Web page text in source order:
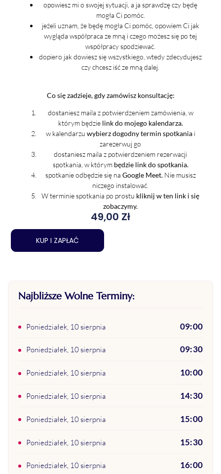
opowiesz mi o swojej sytuacji, a ja sprawdzę czy będę
mogła Ci pomóc.
jeżeli uznam, że będę mogła Ci pomóc, opowiem Ci jak
wygląda współpraca ze mną i czego możesz się po tej
współpracy spodziewać.
dopiero jak dowiesz się wszystkiego, wtedy zdecydujesz
czy chcesz iść ze mną dalej.
Co się zadzieje, gdy zamówisz konsultację:
dostaniesz maila z potwierdzeniem zamówienia, w
którym będzie link do mojego kalendarza.
w kalendarzu wybierz dogodny termin spotkaniai
zarezerwuj go
dostaniesz maila z potwierdzeniem rezerwacji
spotkania, w którym będzie link do spotkania.
spotkanie odbędzie się na Google Meet.Nie musisz
niczego instalować.
W terminie spotkania po prostu kliknij w ten link i się
zobaczymy.
49,00 Zł
KUP I ZAPŁAĆ
Najbliższe Wolne Terminy:
poniedziałek, 10 sierpnia 09:00
poniedziałek, 10 sierpnia 09:30
poniedziałek, 10 sierpnia 10:00
poniedziałek, 10 sierpnia 14:30
poniedziałek, 10 sierpnia 15:00
poniedziałek, 10 sierpnia 15:30
poniedziałek, 10 sierpnia 16:00